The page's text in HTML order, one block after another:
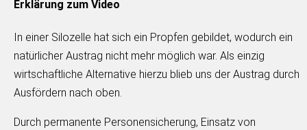
Erklärung zum Video
In einer Silozelle hat sich ein Propfen gebildet, wodurch ein
natürlicher Austrag nicht mehr möglich war. Als einzig
wirtschaftliche Alternative hierzu blieb uns der Austrag durch
Ausfördern nach oben.
Durch permanente Personensicherung, Einsatz von